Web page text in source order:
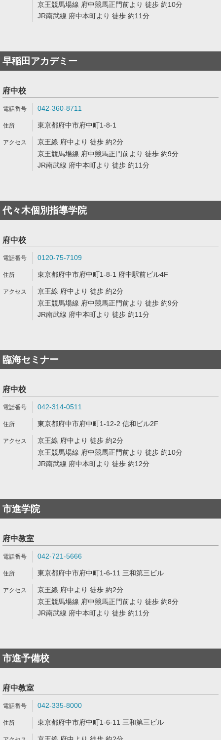
京王競馬場線 府中競馬正門前より 徒歩 約10分
JR南武線 府中本町より 徒歩 約11分
早稲田アカデミー
府中校
042-360-8711
東京都府中市府中町1-8-1
京王線 府中より 徒歩 約2分
京王競馬場線 府中競馬正門前より 徒歩 約9分
JR南武線 府中本町より 徒歩 約11分
代々木個別指導学院
府中校
0120-75-7109
東京都府中市府中町1-8-1 府中駅前ビル4F
京王線 府中より 徒歩 約2分
京王競馬場線 府中競馬正門前より 徒歩 約9分
JR南武線 府中本町より 徒歩 約11分
臨海セミナー
府中校
042-314-0511
東京都府中市府中町1-12-2 信和ビル2F
京王線 府中より 徒歩 約2分
京王競馬場線 府中競馬正門前より 徒歩 約10分
JR南武線 府中本町より 徒歩 約12分
市進学院
府中教室
042-721-5666
東京都府中市府中町1-6-11 三和第三ビル
京王線 府中より 徒歩 約2分
京王競馬場線 府中競馬正門前より 徒歩 約8分
JR南武線 府中本町より 徒歩 約11分
市進予備校
府中教室
042-335-8000
東京都府中市府中町1-6-11 三和第三ビル